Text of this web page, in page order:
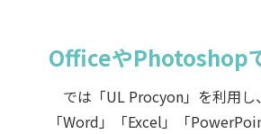
OfficeやPhotoshop
では「UL Procyon」を利用し
「Word」「Excel」「